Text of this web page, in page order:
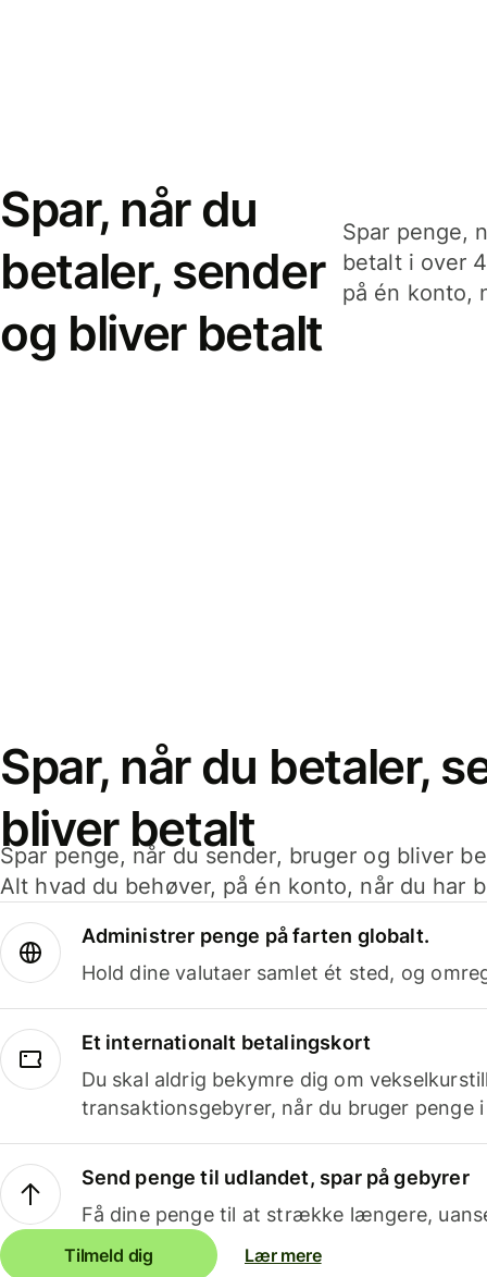
Spar, når du
betaler, sender
og bliver betalt
Spar penge,
betalt i over
på én konto,
Spar, når du betaler,
bliver betalt
Spar penge, når du sender, bruger og bliver
Alt hvad du behøver, på én konto, når du har
Administrer penge på farten globalt.
Hold dine valutaer samlet ét sted, og
Et internationalt betalingskort
Du skal aldrig bekymre dig om
transaktionsgebyrer, når du bruger penge
Send penge til udlandet, spar på gebyrer
Få dine penge til at strække længere,
Tilmeld dig Lær mere